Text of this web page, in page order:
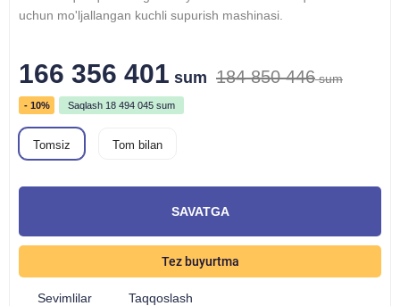
uchun mo'ljallangan kuchli supurish mashinasi.
166 356 401 sum 184 850 446 sum
- 10% Saqlash 18 494 045 sum
Tomsiz Tom bilan
SAVATGA
Tez buyurtma
Sevimlilar Taqqoslash